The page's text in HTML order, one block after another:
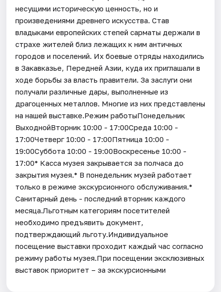
несущими историческую ценность, но и
произведениями древнего искусства. Став
владыками европейских степей сарматы держали в
страхе жителей близ лежащих к ним античных
городов и поселений. Их боевые отряды находились
в Закавказье, Передней Азии, куда их приглашали в
ходе борьбы за власть правители. За заслуги они
получали различные дары, выполненные из
драгоценных металлов. Многие из них представлены
на нашей выставке.Режим работыПонедельник
ВыходнойВторник 10:00 - 17:00Среда 10:00 -
17:00Четверг 10:00 - 17:00Пятница 10:00 -
19:00Суббота 10:00 - 19:00Воскресенье 10:00 -
17:00* Касса музея закрывается за полчаса до
закрытия музея.* В понедельник музей работает
только в режиме экскурсионного обслуживания.*
Санитарный день - последний вторник каждого
месяца.Льготным категориям посетителей
необходимо предъявить документ,
подтверждающий льготу.Индивидуальное
посещение выставки проходит каждый час согласно
режиму работы музея.При посещении эксклюзивных
выставок приоритет – за экскурсионными